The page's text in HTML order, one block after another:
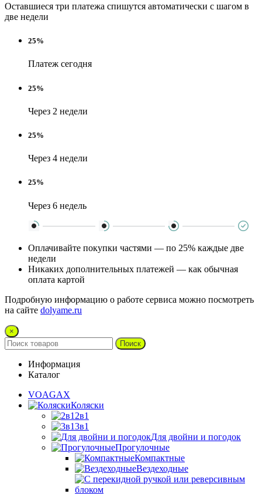
Оставшиеся три платежа спишутся автоматически с шагом в
две недели
25%
Платеж сегодня
25%
Через 2 недели
25%
Через 4 недели
25%
Через 6 недель
Оплачивайте покупки частями — по 25% каждые две
недели
Никаких дополнительных платежей — как обычная
оплата картой
Подробную информацию о работе сервиса можно посмотреть
на сайте dolyame.ru
×
Поиск
Информация
Каталог
VOAGAX
Коляски
2в1
3в1
Для двойни и погодок
Прогулочные
Компактные
Вездеходные